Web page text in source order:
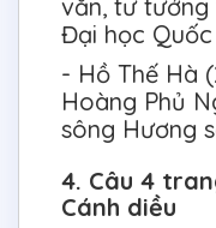
văn, tư tưởng
Đại học
- Hồ Thế Hà
Hoàng Phủ
sông Hương
4. Câu 4
Cánh diều